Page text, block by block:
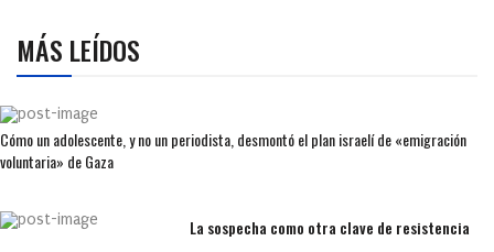
MÁS LEÍDOS
Cómo un adolescente, y no un periodista, desmontó el plan israelí de «emigración
voluntaria» de Gaza
La sospecha como otra clave de resistencia